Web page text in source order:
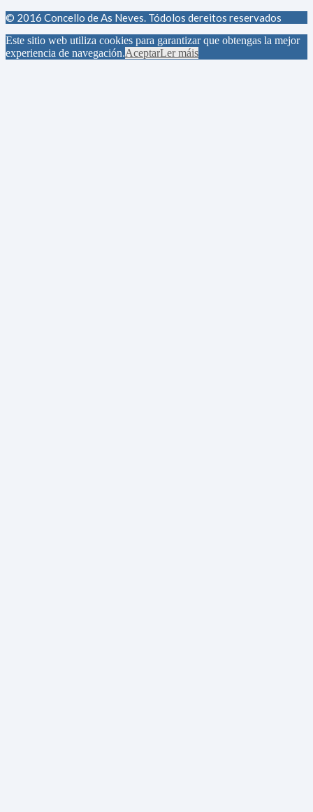
© 2016 Concello de As Neves. Tódolos dereitos reservados
Este sitio web utiliza cookies para garantizar que obtengas la mejor
experiencia de navegación.AceptarLer máis